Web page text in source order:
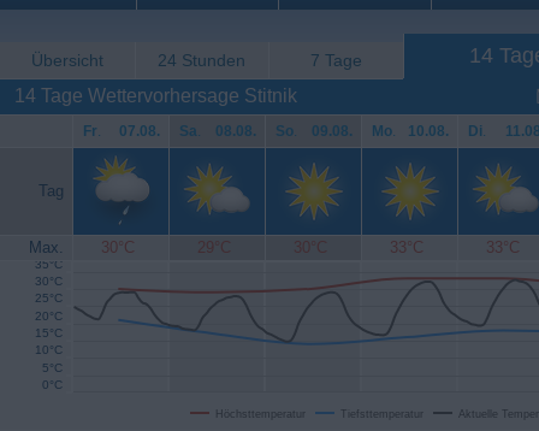
Übersicht 24 Stunden 7 Tage 14
14 Tage Wettervorhersage Stitnik
Fr. 07.08. Sa. 08.08. So. 09.08. Mo. 10.08. Di.
Tag
Max. 30°C 29°C 30°C 33°C 33°C
Höchsttemperatur Tiefsttemperatur Aktuelle
0°C
5°C
10°C
15°C
20°C
25°C
30°C
35°C